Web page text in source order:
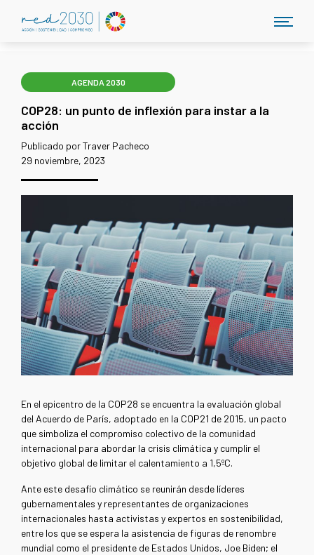
AGENDA 2030
COP28: un punto de inflexión para instar a la
acción
Publicado por Traver Pacheco
29 noviembre, 2023
En el epicentro de la COP28 se encuentra la evaluación global
del Acuerdo de París, adoptado en la COP21 de 2015, un pacto
que simboliza el compromiso colectivo de la comunidad
internacional para abordar la crisis climática y cumplir el
objetivo global de limitar el calentamiento a 1,5ºC.
Ante este desafío climático se reunirán desde líderes
gubernamentales y representantes de organizaciones
internacionales hasta activistas y expertos en sostenibilidad,
entre los que se espera la asistencia de figuras de renombre
mundial como el presidente de Estados Unidos, Joe Biden; el